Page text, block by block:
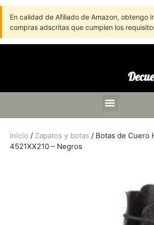
En calidad de Afiliado de Amazon, obtengo
compras adscritas que cumplen los
Inicio / Zapatos y botas / Botas de Cuero
4521XX210 – Negros